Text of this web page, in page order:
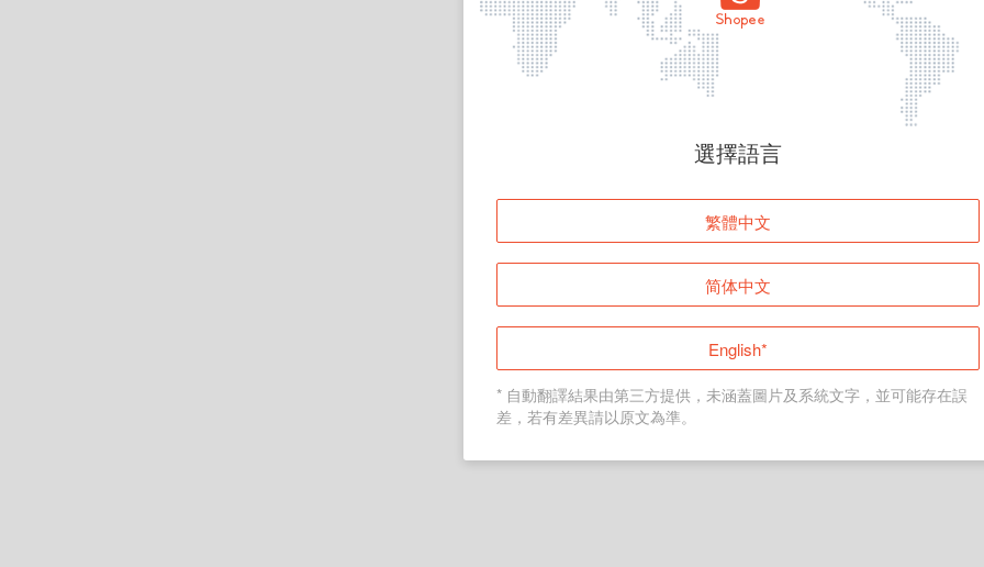
頁面無法顯示
登入
返回首頁
選擇語言
繁體中文
简体中文
English*
* 自動翻譯結果由第三方提供，未涵蓋圖片及系統文字，並可能存在誤
差，若有差異請以原文為準。